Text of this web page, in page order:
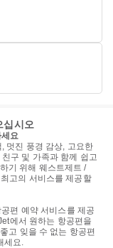
십시오
요
멋진 풍경 감상, 고요한
구 및 가족과 함께 쉽고
기 위해 웨스트제트 /
고의 서비스를 제공할
편 예약 서비스를 제공
에서 원하는 항공편을
고 잊을 수 없는 항공편
세요.